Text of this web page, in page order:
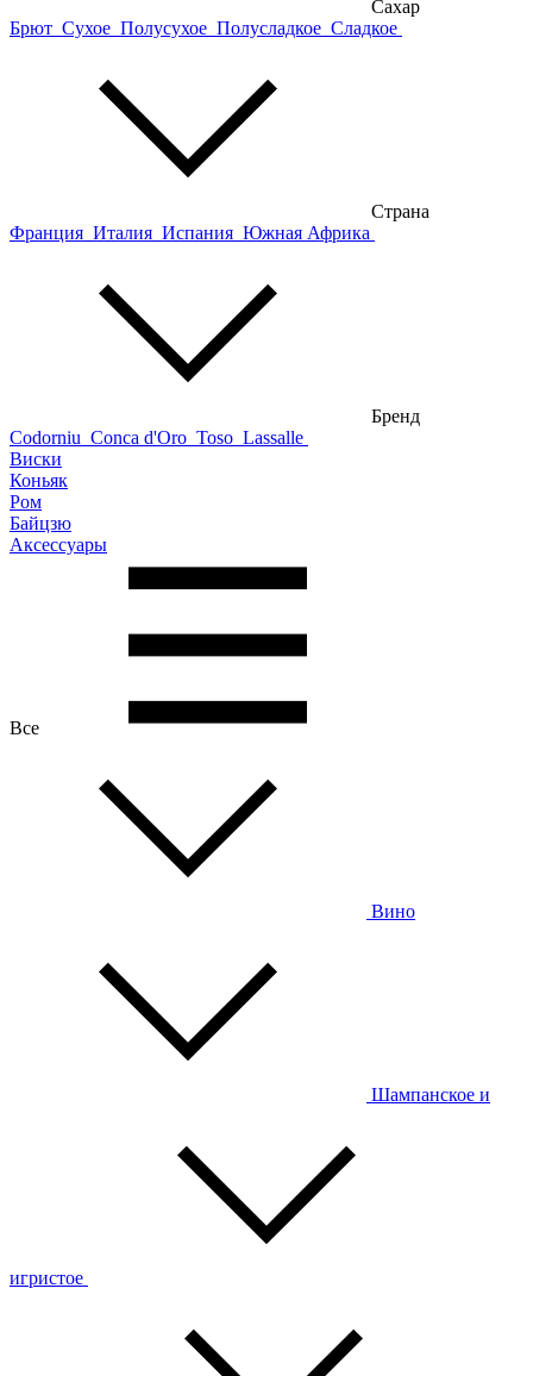
Сахар
Брют Сухое Полусухое Полусладкое Сладкое
Страна
Франция Италия Испания Южная Африка
Бренд
Codorniu Conca d'Oro Toso Lassalle
Виски
Коньяк
Ром
Байцзю
Аксессуары
Все
Вино
Шампанское и
игристое